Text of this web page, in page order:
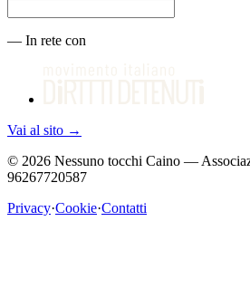
— In rete con
Vai al sito →
© 2026 Nessuno tocchi Caino —
96267720587
Privacy·Cookie·Contatti